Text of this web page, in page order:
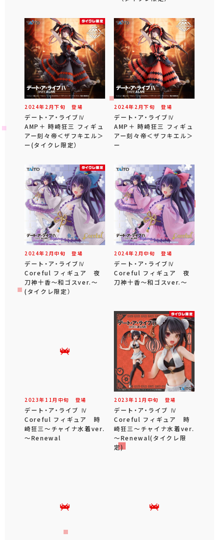
2024年 2 月下旬 登場
デート・ア・ライブⅣ
AMP＋ 時崎狂三 フィギュ
アー刻々帝＜ザフキエル＞
ー(タイクレ限定）
2024年 2 月下旬 登場
デート・ア・ライブⅣ
AMP＋ 時崎狂三 フィギュ
アー刻々帝＜ザフキエル＞
ー
2024年 2 月中旬 登場
デート・ア・ライブⅣ
Coreful フィギュア 夜
刀神十香～和ゴスver.～
(タイクレ限定）
2024年 2 月中旬 登場
デート・ア・ライブⅣ
Coreful フィギュア 夜
刀神十香～和ゴスver.～
2023年 11 月 中旬 登場
デート・ア・ライブ Ⅳ
Coreful フィギュア 時
崎狂三～チャイナ水着ver.
～Renewal
2023年 11 月 中旬 登場
デート・ア・ライブ Ⅳ
Coreful フィギュア 時
崎狂三～チャイナ水着ver.
～Renewal(タイクレ限
定)